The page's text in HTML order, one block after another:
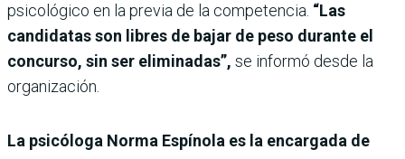
psicológico en la previa de la competencia. “Las
candidatas son libres de bajar de peso durante el
concurso, sin ser eliminadas”, se informó desde la
organización.
La psicóloga Norma Espínola es la encargada de